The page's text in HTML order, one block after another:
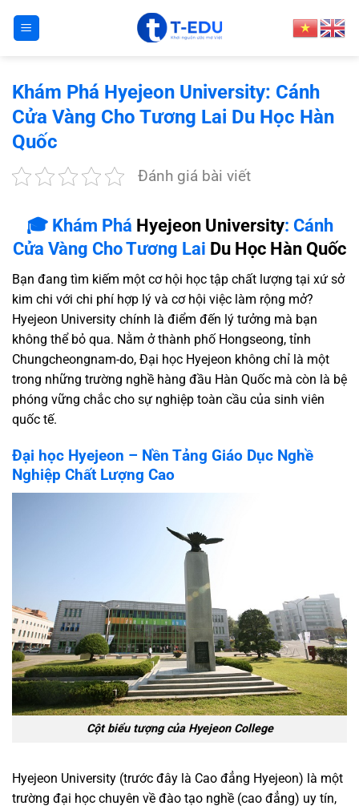
qua
Khám Phá Hyejeon University: Cánh
Cửa Vàng Cho Tương Lai Du Học Hàn
Quốc
Đánh giá bài viết
🎓 Khám Phá Hyejeon University: Cánh
Cửa Vàng Cho Tương Lai Du Học Hàn Quốc
Bạn đang tìm kiếm một cơ hội học tập chất lượng tại xứ sở
kim chi với chi phí hợp lý và cơ hội việc làm rộng mở?
Hyejeon University chính là điểm đến lý tưởng mà bạn
không thể bỏ qua. Nằm ở thành phố Hongseong, tỉnh
Chungcheongnam-do, Đại học Hyejeon không chỉ là một
trong những trường nghề hàng đầu Hàn Quốc mà còn là bệ
phóng vững chắc cho sự nghiệp toàn cầu của sinh viên
quốc tế.
Đại học Hyejeon – Nền Tảng Giáo Dục Nghề
Nghiệp Chất Lượng Cao
Cột biểu tượng của Hyejeon College
Hyejeon University (trước đây là Cao đẳng Hyejeon) là một
trường đại học chuyên về đào tạo nghề (cao đẳng) uy tín,